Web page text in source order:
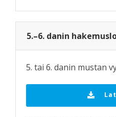
5.–6. danin
5. tai 6. danin mustan